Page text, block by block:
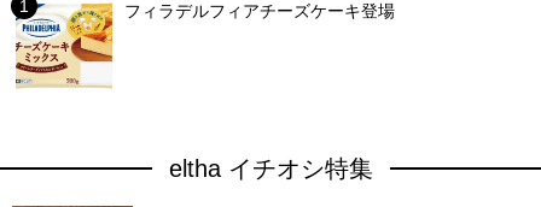
フィラデルフィアチーズケーキ登場
eltha イチオシ特集